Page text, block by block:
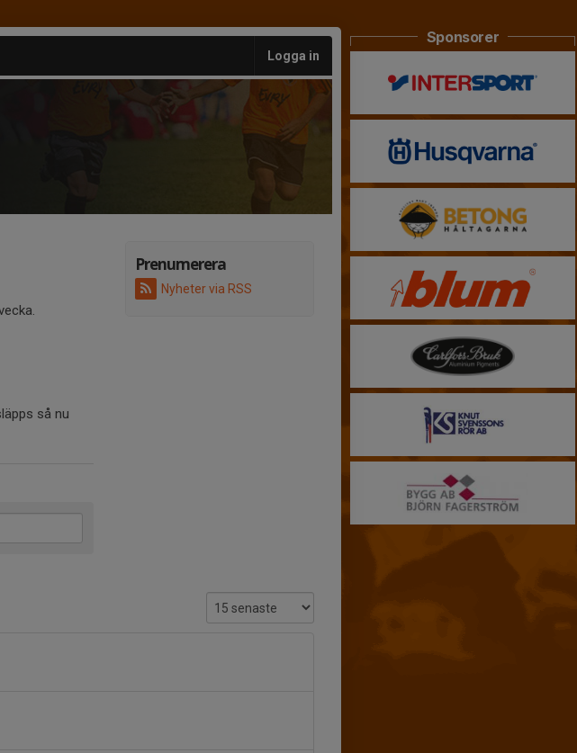
Logga in
Prenumerera
Nyheter via RSS
så nu
Sponsorer